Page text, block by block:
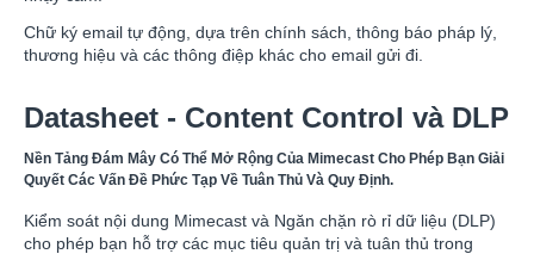
Chữ ký email tự động, dựa trên chính sách, thông báo pháp lý,
thương hiệu và các thông điệp khác cho email gửi đi.
Datasheet - Content Control và DLP
Nền Tảng Đám Mây Có Thể Mở Rộng Của Mimecast Cho Phép Bạn Giải
Quyết Các Vấn Đề Phức Tạp Về Tuân Thủ Và Quy Định.
Kiểm soát nội dung Mimecast và Ngăn chặn rò rỉ dữ liệu (DLP)
cho phép bạn hỗ trợ các mục tiêu quản trị và tuân thủ trong